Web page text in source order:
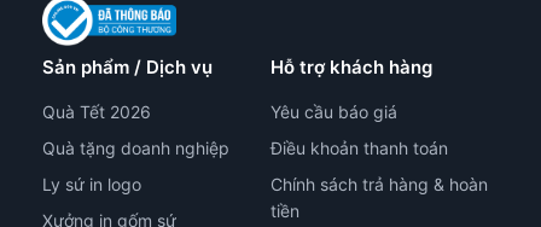
Sản phẩm / Dịch vụ
Quà Tết 2026
Quà tặng doanh nghiệp
Ly sứ in logo
Xưởng in gốm sứ
Hỗ trợ khách hàng
Yêu cầu báo giá
Điều khoản thanh toán
Chính sách trả hàng & hoàn
tiền